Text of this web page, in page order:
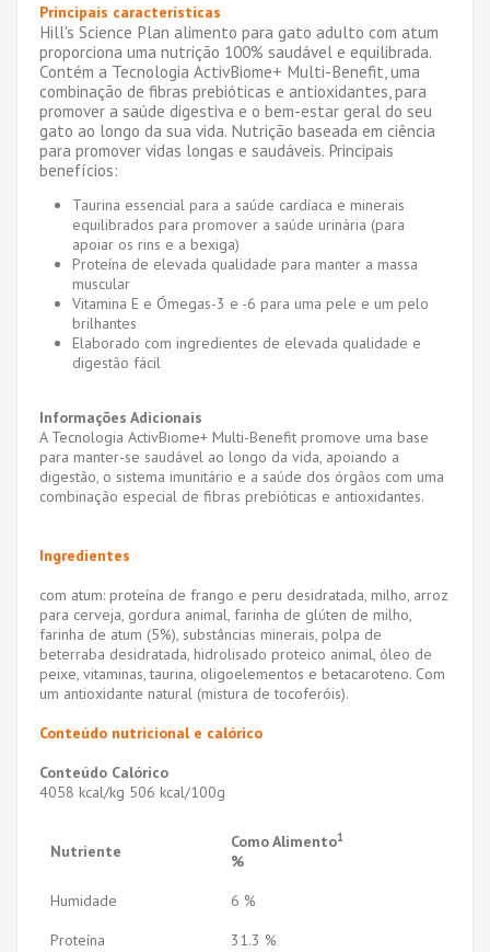
Principais características
Hill's Science Plan alimento para gato adulto com atum
proporciona uma nutrição 100% saudável e equilibrada.
Contém a Tecnologia ActivBiome+ Multi-Benefit, uma
combinação de fibras prebióticas e antioxidantes, para
promover a saúde digestiva e o bem-estar geral do seu
gato ao longo da sua vida. Nutrição baseada em ciência
para promover vidas longas e saudáveis. Principais
benefícios:
Taurina essencial para a saúde cardíaca e minerais
equilibrados para promover a saúde urinária (para
apoiar os rins e a bexiga)
Proteína de elevada qualidade para manter a massa
muscular
Vitamina E e Ómegas-3 e -6 para uma pele e um pelo
brilhantes
Elaborado com ingredientes de elevada qualidade e
digestão fácil
Informações Adicionais
A Tecnologia ActivBiome+ Multi-Benefit promove uma base
para manter-se saudável ao longo da vida, apoiando a
digestão, o sistema imunitário e a saúde dos órgãos com uma
combinação especial de fibras prebióticas e antioxidantes.
Ingredientes
com atum: proteína de frango e peru desidratada, milho, arroz
para cerveja, gordura animal, farinha de glúten de milho,
farinha de atum (5%), substâncias minerais, polpa de
beterraba desidratada, hidrolisado proteico animal, óleo de
peixe, vitaminas, taurina, oligoelementos e betacaroteno. Com
um antioxidante natural (mistura de tocoferóis).
Conteúdo nutricional e calórico
Conteúdo Calórico
4058 kcal/kg 506 kcal/100g
Nutriente Como Alimento1
%
Humidade
6 %
Proteína
31.3 %